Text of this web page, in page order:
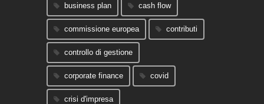
business plan cash flow
commissione europea contributi
controllo di gestione
corporate finance covid
crisi d'impresa